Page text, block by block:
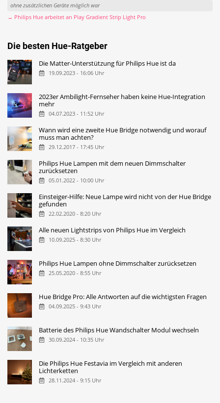
ohne zusätzlichen Geräte möglich war
→ Philips Hue arbeitet an Play Gradient Strip Light Pro
Die besten Hue-Ratgeber
Die Matter-Unterstützung für Philips Hue ist da
19.09.2023 - 16:06 Uhr
2023er Ambilight-Fernseher haben keine Hue-Integration
mehr
04.07.2023 - 11:52 Uhr
Wann wird eine zweite Hue Bridge notwendig und worauf
muss man achten?
29.12.2017 - 17:45 Uhr
Philips Hue Lampen mit dem neuen Dimmschalter
zurücksetzen
05.01.2022 - 10:00 Uhr
Einsteiger-Hilfe: Neue Lampe wird nicht von der Hue Bridge
gefunden
22.02.2020 - 8:20 Uhr
Alle neuen Lightstrips von Philips Hue im Vergleich
10.09.2025 - 8:30 Uhr
Philips Hue Lampen ohne Dimmschalter zurücksetzen
25.05.2020 - 8:55 Uhr
Hue Bridge Pro: Alle Antworten auf die wichtigsten Fragen
04.09.2025 - 9:43 Uhr
Batterie des Philips Hue Wandschalter Modul wechseln
30.09.2024 - 10:35 Uhr
Die Philips Hue Festavia im Vergleich mit anderen
Lichterketten
28.11.2024 - 9:15 Uhr